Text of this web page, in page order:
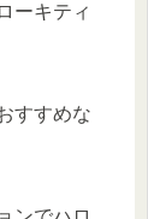
ーキティ
すすめな